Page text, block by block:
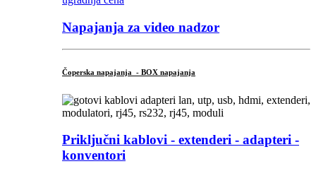
Napajanja za video nadzor
Čoperska napajanja - BOX napajanja
Priključni kablovi - extenderi - adapteri -
konventori